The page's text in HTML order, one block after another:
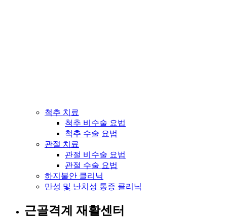
척추 치료
척추 비수술 요법
척추 수술 요법
관절 치료
관절 비수술 요법
관절 수술 요법
하지불안 클리닉
만성 및 난치성 통증 클리닉
근골격계 재활센터